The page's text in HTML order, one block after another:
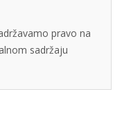
pravo na
sadržaju